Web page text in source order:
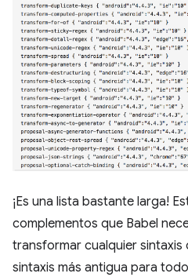
¡Es una lista bastante larga!
complementos que Babel
transformar cualquier sintaxis
sintaxis más antigua para